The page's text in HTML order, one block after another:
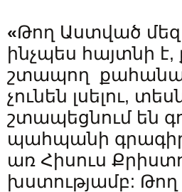
«Թող Աստված
ինչպես հայտնի
շտապող
չունեն լսելու,
շտապեցնում են
պահպանի
առ Հիսուս
խստությամբ: